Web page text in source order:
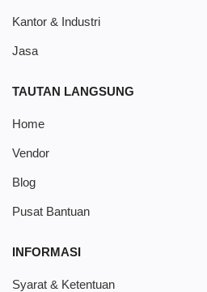
Kantor & Industri
Jasa
TAUTAN LANGSUNG
Home
Vendor
Blog
Pusat Bantuan
INFORMASI
Syarat & Ketentuan